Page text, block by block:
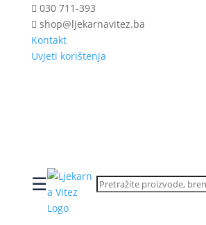
030 711-393
shop@ljekarnavitez.ba
Kontakt
Uvjeti korištenja
☰